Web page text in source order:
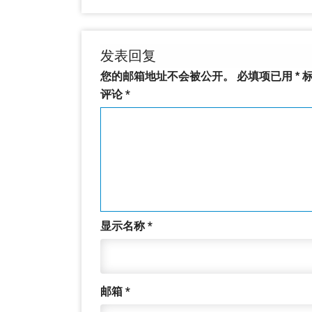
发表回复
您的邮箱地址不会被公开。 必填项已用 *
评论*
显示名称*
邮箱 *